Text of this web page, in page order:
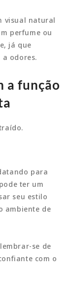
visual natural
perfume ou
já que
a odores.
a função
para
ter um
seu estilo
ambiente de
se de
com o